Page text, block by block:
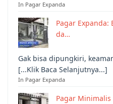
In Pagar Expanda
Pagar Expanda:
da…
Gak bisa dipungkiri,
[...Klik Baca Selanjutnya...]
In Pagar Expanda
Pagar